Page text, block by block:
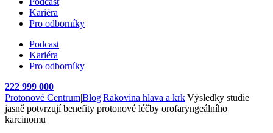
Kariéra
Pro odborníky
Podcast
Kariéra
Pro odborníky
222 999 000
Protonové Centrum|Blog|Rakovina hlava a krk|Výsledky studie
jasně potvrzují benefity protonové léčby orofaryngeálního
karcinomu